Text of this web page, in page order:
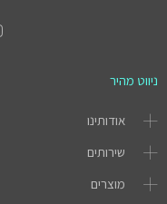
ניווט מהיר
אודותינו
שירותים
מוצרים